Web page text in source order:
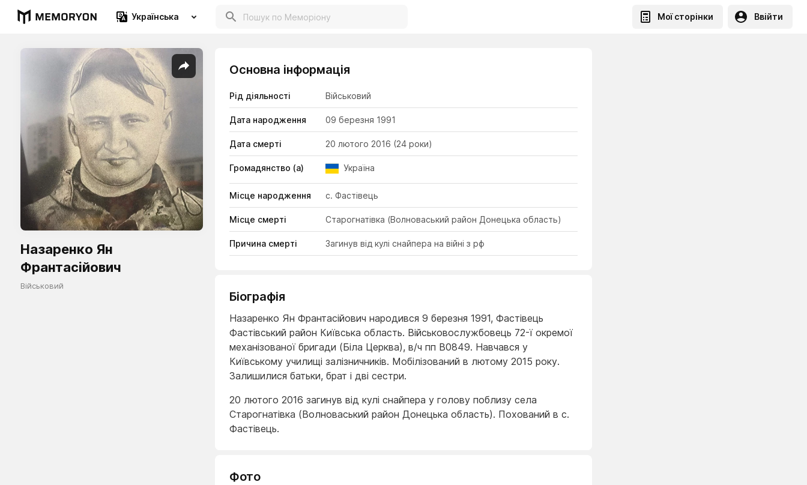
Українська Мої сторінки Ввійти
Назаренко Ян
Франтасійович
Військовий
Основна інформація
Рід діяльності Військовий
Дата народження 09 березня 1991
Дата смерті 20 лютого 2016 (24 роки)
Громадянство (а) Україна
Місце народження с. Фастівець
Місце смерті Старогнатівка (Волноваський район Донецька область)
Причина смерті Загинув від кулі снайпера на війні з рф
Біографія
Назаренко Ян Франтасійович народився 9 березня 1991, Фастівець
Фастівський район Київська область. Військовослужбовець 72-ї окремої
механізованої бригади (Біла Церква), в/ч пп В0849. Навчався у
Київському училищі залізничників. Мобілізований в лютому 2015 року.
Залишилися батьки, брат і дві сестри.
20 лютого 2016 загинув від кулі снайпера у голову поблизу села
Старогнатівка (Волноваський район Донецька область). Похований в с.
Фастівець.
Фото